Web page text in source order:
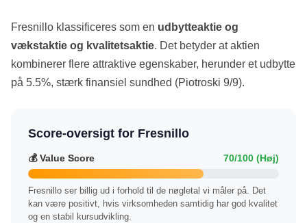
Fresnillo klassificeres som en udbytteaktie og
vækstaktie og kvalitetsaktie. Det betyder at aktien
kombinerer flere attraktive egenskaber, herunder et udbytte
på 5.5%, stærk finansiel sundhed (Piotroski 9/9).
Score-oversigt for Fresnillo
💰 Value Score 70/100 (Høj)
Fresnillo ser billig ud i forhold til de nøgletal vi måler på. Det
kan være positivt, hvis virksomheden samtidig har god kvalitet
og en stabil kursudvikling.